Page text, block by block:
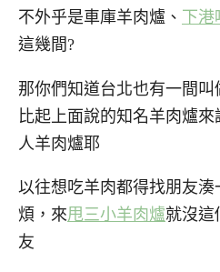
不外乎是車庫羊肉爐、 下港
這幾間?
那你們知道台北也有一間叫
比起上面說的知名羊肉爐
人羊肉爐耶
以往想吃羊肉都得找朋友
煩，來甩三小羊肉爐就沒這
友